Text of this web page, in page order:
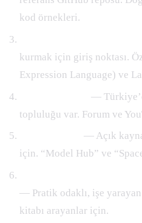
kod örnekleri.
kurmak için giriş noktası.
Expression Language) ve
—
topluluğu var. Forum ve
— Açık
için. “Model Hub” ve
— Pratik odaklı, işe
kitabı arayanlar için.